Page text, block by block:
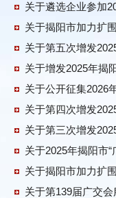
关于遴选企业参加
关于揭阳市加力扩
关于第五次增发
关于增发2025年揭
关于公开征集2026
关于第四次增发
关于第三次增发
关于2025年揭阳市
关于揭阳市加力扩
关于第139届广交